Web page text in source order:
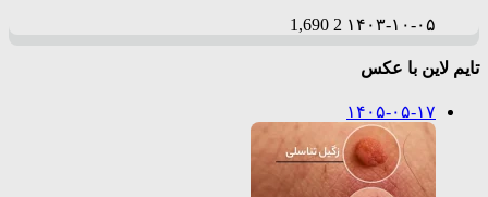
۱۴۰۳-۱۰-۰۵ 2
1,690
تایم لاین با عکس
۱۴۰۵-۰۵-۱۷